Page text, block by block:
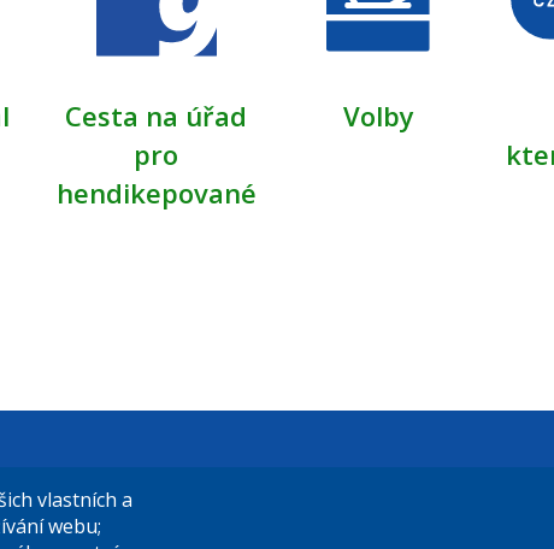
Cesta na úřad
pro
hendikepované
Volby
El. podatelna (s el. podpisem):
posta@praha9.cz
vlastních a
webu;